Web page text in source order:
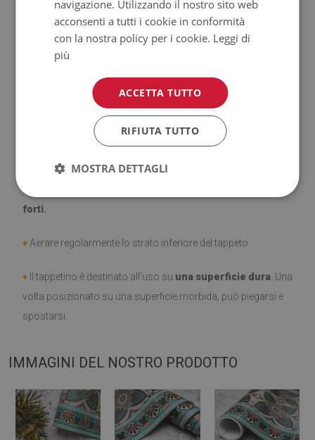
non hanno le proprietà antiscivolo;
Prodotto facile da pulire,
resistente alle macchie e
Si ricorda che i danni causati dall'uso dovuto al trascorrere
del tempo (es. abrasioni) non sono soggetti a reclami.
♦
forti.
♦ Aerare regolarmente lo strato inferiore del tappeto.
♦ Il tappetino è destinato all'uso su una superficie dura . Una
volta posizionato su una superficie morbida, può piegarsi e
spostarsi.
IMMAGINI DEL NOSTRO PRODOTTO
navigazione. Utilizzando il nostro sito web
acconsenti a tutti i cookie in conformità
con la nostra policy per i cookie. Leggi di
più
ACCETTA TUTTO
RIFIUTA TUTTO
MOSTRA DETTAGLI